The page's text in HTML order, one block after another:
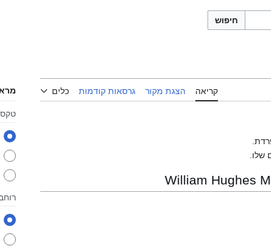
חיפוש
קריאה הצגת מקור גרסאות קודמות כלים
רוחב
שלו.